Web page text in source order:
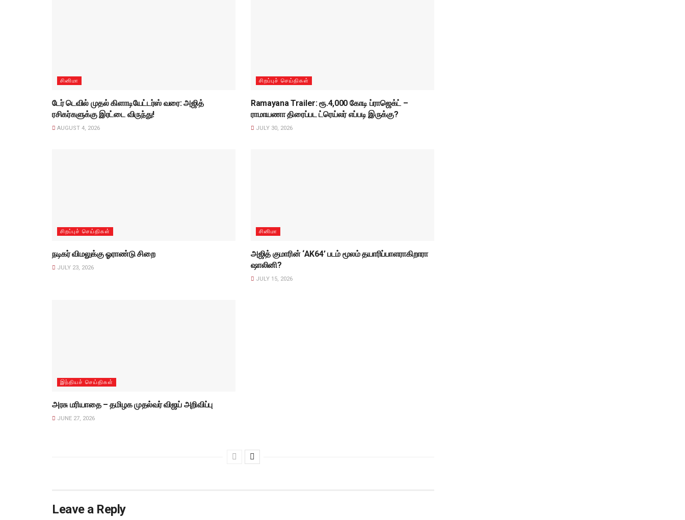
சினிமா
டேர் டெவில் முதல் கிளாடியேட்டர்ஸ் வரை: அஜித்
ரசிகர்களுக்கு இரட்டை விருந்து!
AUGUST 4, 2026
சிறப்புச் செய்திகள்
Ramayana Trailer: ரூ.4,000 கோடி ப்ராஜெக்ட் –
ராமாயணா திரைப்பட ட்ரெய்லர் எப்படி இருக்கு?
JULY 30, 2026
சிறப்புச் செய்திகள்
நடிகர் விமலுக்கு ஓராண்டு சிறை
JULY 23, 2026
சினிமா
அஜித் குமாரின் ‘AK64’ படம் மூலம் தயாரிப்பாளராகிறாரா
ஷாலினி?
JULY 15, 2026
இந்தியச் செய்திகள்
அரசு மரியாதை – தமிழக முதல்வர் விஜய் அறிவிப்பு
JUNE 27, 2026
Leave a Reply